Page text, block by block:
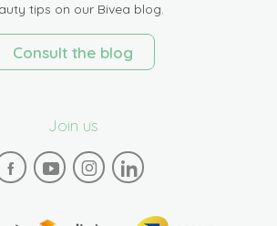
tips on our Bivea blog.
Consult the blog
Join us